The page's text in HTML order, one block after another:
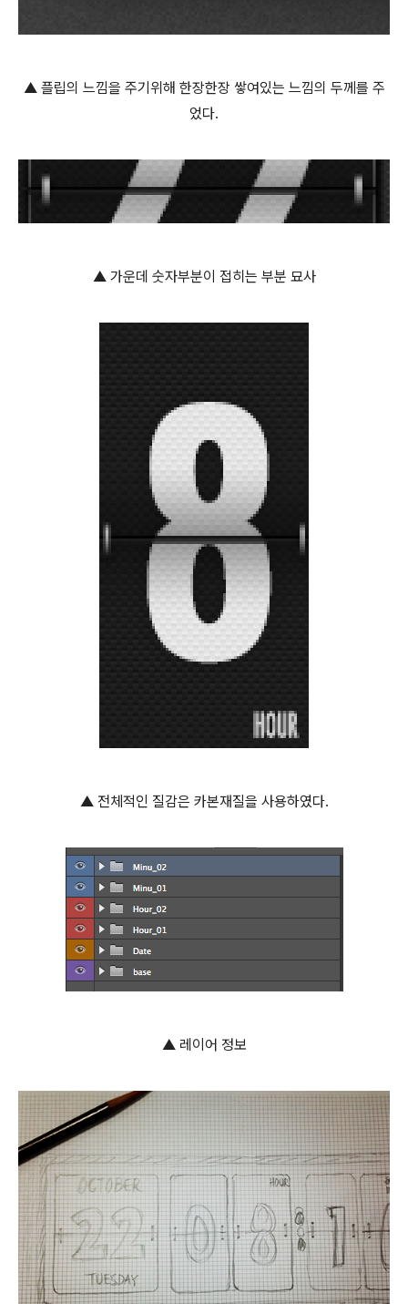
▲ 플립의 느낌을 주기위해 한장한장 쌓여있는 느낌의 두께를 주
었다.
▲ 가운데 숫자부분이 접히는 부분 묘사
▲ 전체적인 질감은 카본재질을 사용하였다.
▲ 레이어 정보